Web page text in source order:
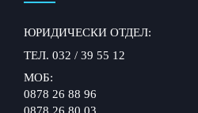
ЮРИДИЧЕСКИ ОТДЕЛ:
ТЕЛ. 032 / 39 55 12
МОБ:
0878 26 88 96